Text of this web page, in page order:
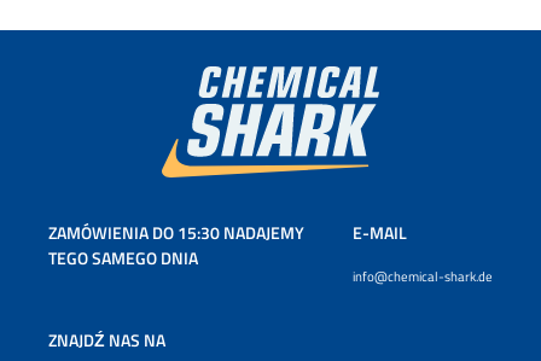
ZAMÓWIENIA DO 15:30 NADAJEMY
TEGO SAMEGO DNIA
E-MAIL
info@chemical-shark.de
ZNAJDŹ NAS NA